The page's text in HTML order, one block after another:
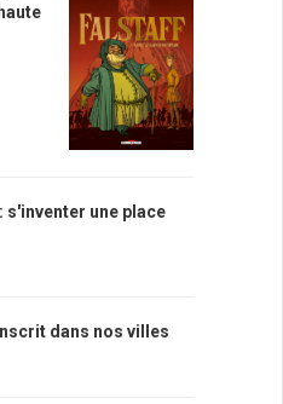
s'inventer une place
dans nos villes